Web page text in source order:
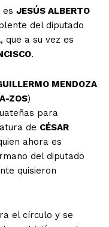
es JESÚS ALBERTO
del diputado
, que a su vez es
.
MENDOZA
ZOS)
para
de CÉSAR
ahora es
del diputado
quisieron
el círculo y se